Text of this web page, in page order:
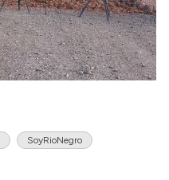
SoyRioNegro